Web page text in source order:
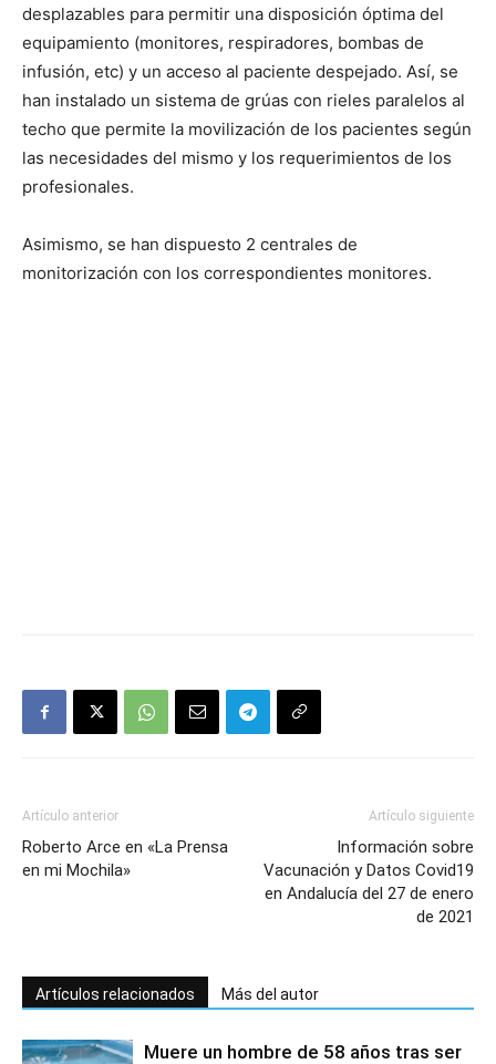
desplazables para permitir una disposición óptima del
equipamiento (monitores, respiradores, bombas de
infusión, etc) y un acceso al paciente despejado. Así, se
han instalado un sistema de grúas con rieles paralelos al
techo que permite la movilización de los pacientes según
las necesidades del mismo y los requerimientos de los
profesionales.
Asimismo, se han dispuesto 2 centrales de
monitorización con los correspondientes monitores.
Artículo anterior
Roberto Arce en «La Prensa
en mi Mochila»
Artículo siguiente
Información sobre
Vacunación y Datos Covid19
en Andalucía del 27 de enero
de 2021
Artículos relacionados Más del autor
Muere un hombre de 58 años tras ser